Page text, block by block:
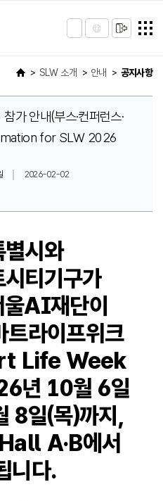
SLW 소개 안내 공지사항
가 안내(부스·컨퍼런스·
for SLW 2026
2026-02-02
시와
티기구가
AI재단이
트라이프위크
Life Week
년 10월 6일
8일(목)까지,
A·B에서
니다.